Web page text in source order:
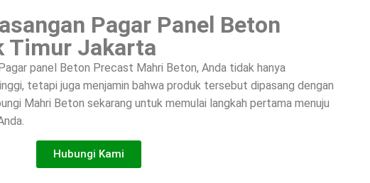
Pagar Panel Beton
Timur Jakarta
panel Beton Precast Mahri Beton, Anda tidak hanya
tetapi juga menjamin bahwa produk tersebut dipasang dengan
Mahri Beton sekarang untuk memulai langkah pertama menuju
Hubungi Kami